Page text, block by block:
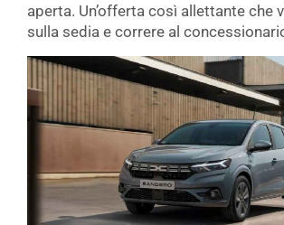
aperta. Un’offerta così allettante che
sulla sedia e correre al